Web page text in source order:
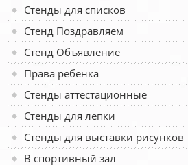
Стенды для списков
Стенд Поздравляем
Стенд Объявление
Права ребенка
Стенды аттестационные
Стенды для лепки
Стенды для выставки рисунков
В спортивный зал